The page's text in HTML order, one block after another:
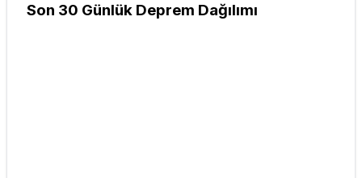
Son 30 Günlük Deprem Dağılımı